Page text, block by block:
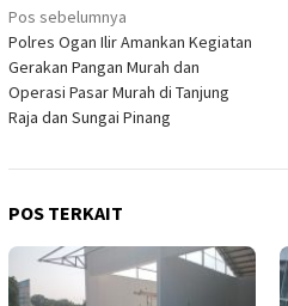
Navigasi
pos
Pos sebelumnya
Polres Ogan Ilir Amankan Kegiatan
Gerakan Pangan Murah dan
Operasi Pasar Murah di Tanjung
Raja dan Sungai Pinang
POS TERKAIT